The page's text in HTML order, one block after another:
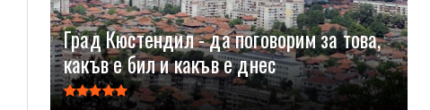
Град Кюстендил - да поговорим за това,
какъв е бил и какъв е днес